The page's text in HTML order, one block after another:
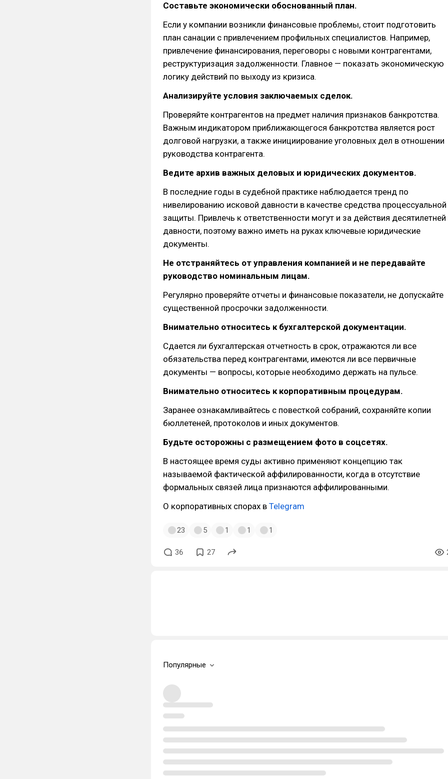
Составьте экономически обоснованный план.
Если у компании возникли финансовые проблемы, стоит подготовить
план санации с привлечением профильных специалистов. Например,
привлечение финансирования, переговоры с новыми контрагентами,
реструктуризация задолженности. Главное — показать экономическую
логику действий по выходу из кризиса.
Анализируйте условия заключаемых сделок.
Проверяйте контрагентов на предмет наличия признаков банкротства.
Важным индикатором приближающегося банкротства является рост
долговой нагрузки, а также инициирование уголовных дел в отношении
руководства контрагента.
Ведите архив важных деловых и юридических документов.
В последние годы в судебной практике наблюдается тренд по
нивелированию исковой давности в качестве средства процессуальной
защиты. Привлечь к ответственности могут и за действия десятилетней
давности, поэтому важно иметь на руках ключевые юридические
документы.
Не отстраняйтесь от управления компанией и не передавайте
руководство номинальным лицам.
Регулярно проверяйте отчеты и финансовые показатели, не допускайте
существенной просрочки задолженности.
Внимательно относитесь к бухгалтерской документации.
Сдается ли бухгалтерская отчетность в срок, отражаются ли все
обязательства перед контрагентами, имеются ли все первичные
документы — вопросы, которые необходимо держать на пульсе.
Внимательно относитесь к корпоративным процедурам.
Заранее ознакамливайтесь с повесткой собраний, сохраняйте копии
бюллетеней, протоколов и иных документов.
Будьте осторожны с размещением фото в соцсетях.
В настоящее время суды активно применяют концепцию так
называемой фактической аффилированности, когда в отсутствие
формальных связей лица признаются аффилированными.
О корпоративных спорах в Telegram
23 5 1 1 1
36 27
Популярные